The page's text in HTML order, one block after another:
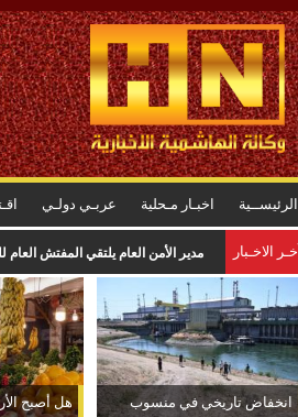
الرئيســية اخبـار مـحلية عربـي دولـي
آخـر الاخـبار مدير الأمن العام يلتقي المفتش العام
انخفاض تاريخي في منسوب
هل أصبح